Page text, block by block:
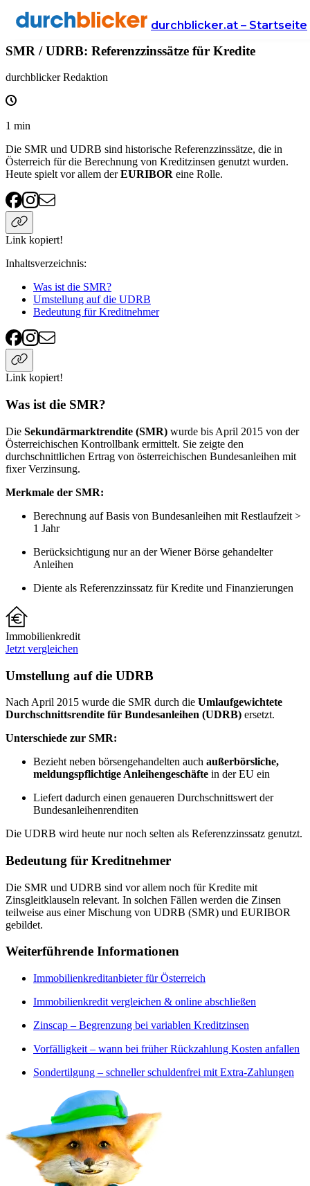
durchblicker.at – Startseite
Wissen Finanzen immokredit
SMR / UDRB: Referenzzinssätze für Kredite
durchblicker Redaktion
1 min
Die SMR und UDRB sind historische Referenzzinssätze, die in
Österreich für die Berechnung von Kreditzinsen genutzt wurden.
Heute spielt vor allem derEURIBOR eine Rolle.
Link kopiert!
Inhaltsverzeichnis:
Was ist die SMR?
Umstellung auf die UDRB
Bedeutung für Kreditnehmer
Link kopiert!
Was ist die SMR?
Die Sekundärmarktrendite (SMR) wurde bis April 2015 von der
Österreichischen Kontrollbank ermittelt. Sie zeigte den
durchschnittlichen Ertrag von österreichischen Bundesanleihen mit
fixer Verzinsung.
Merkmale der SMR:
Berechnung auf Basis von Bundesanleihen mit Restlaufzeit >
1 Jahr
Berücksichtigung nur an der Wiener Börse gehandelter
Anleihen
Diente als Referenzzinssatz für Kredite und Finanzierungen
Immobilienkredit
Jetzt vergleichen
Umstellung auf die UDRB
Nach April 2015 wurde die SMR durch die Umlaufgewichtete
Durchschnittsrendite für Bundesanleihen (UDRB) ersetzt.
Unterschiede zur SMR:
Bezieht neben börsengehandelten auch außerbörsliche,
meldungspflichtige Anleihengeschäfte in der EU ein
Liefert dadurch einen genaueren Durchschnittswert der
Bundesanleihenrenditen
Die UDRB wird heute nur noch selten als Referenzzinssatz genutzt.
Bedeutung für Kreditnehmer
Die SMR und UDRB sind vor allem noch für Kredite mit
Zinsgleitklauseln relevant. In solchen Fällen werden die Zinsen
teilweise aus einer Mischung von UDRB (SMR) und EURIBOR
gebildet.
Weiterführende Informationen
Immobilienkreditanbieter für Österreich
Immobilienkredit vergleichen & online abschließen
Zinscap – Begrenzung bei variablen Kreditzinsen
Vorfälligkeit – wann bei früher Rückzahlung Kosten anfallen
Sondertilgung – schneller schuldenfrei mit Extra-Zahlungen